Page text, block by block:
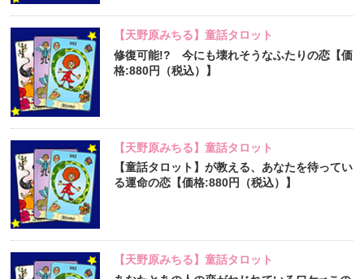
【天野原みちる】童話タロット
修復可能!? 今にも壊れそうなふたりの恋【価
格:880円（税込）】
【天野原みちる】童話タロット
【童話タロット】が教える、あなたを待ってい
る運命の恋【価格:880円（税込）】
【天野原みちる】童話タロット